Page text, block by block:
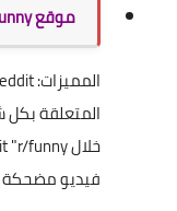
موقع Reddit – Subreddit r/funny
المتعلقة
فيديو مضحكة